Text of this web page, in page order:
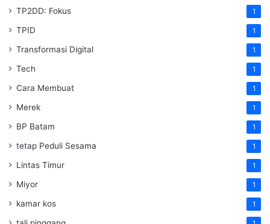
TP2DD: Fokus 1
TPID 1
Transformasi Digital 1
Tech 1
Cara Membuat 1
Merek 1
BP Batam 1
tetap Peduli Sesama 1
Lintas Timur 1
Miyor 1
kamar kos 1